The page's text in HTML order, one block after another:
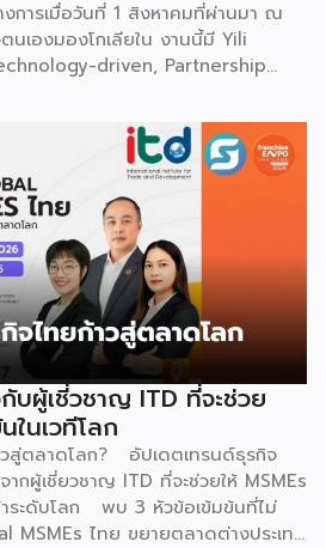
งการเมื่อวันที่ 1 สิงหาคมที่ผ่านมา ณ
เองมองโกเลียใน งานนี้มี Yili
driven, Partnership
ยเทคโนโลยี มุ่งกระชับความร่วมมือ
รมนมโลกอย่างยั่งยืน) ถือเป็นเวทีระดับ
คมการค้านานาชาติ นักวิชาการ และผู้
โซ่คุณค่าของอุตสาหกรรมนมทั่วโลก
งอุตสาหกรรมนมโลกอย่างเป็น
ะชุม สหพันธ์วิทยาศาสตร์และ
ชาติ (IUFoST) ได้มอบป้ายประกาศ
ก เพื่อรับรองให้เมืองฮูฮอตดำรง
หรือเมืองหลวงแห่ง
ป็นทางการ ดร.ภาวิณี ชินะโชติ
ล่าวในพิธีเปิดว่า การมอบตำแหน่งดัง
ามสำเร็จที่สะท้อนความมุ่งมั่นทุ่มเท
ดับอุตสาหกรรมนม พร้อมกล่าวเสริม
งมุ่งหวังให้เป็นแรงขับเคลื่อนแก่
Yili Group […]
บผู้เชี่วชาญ ITD ที่จะช่วย
ในเวทีโลก
สู่ตลาดโลก? อัปเดตเทรนด์ธุรกิจ
กผู้เชี่ยวชาญ ITD ที่จะช่วยให้ MSMEs
าระดับโลก พบ 3 หัวข้อเข้มข้นที่ไม่
MSMEs ไทย ขยายตลาดต่างประเทศ